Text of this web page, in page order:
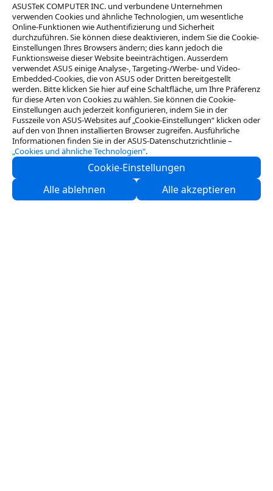
ASUSTeK COMPUTER INC. und verbundene Unternehmen
verwenden Cookies und ähnliche Technologien, um wesentliche
Online-Funktionen wie Authentifizierung und Sicherheit
durchzuführen. Sie können diese deaktivieren, indem Sie die Cookie-
Einstellungen Ihres Browsers ändern; dies kann jedoch die
Funktionsweise dieser Website beeinträchtigen. Ausserdem
verwendet ASUS einige Analyse-, Targeting-/Werbe- und Video-
Embedded-Cookies, die von ASUS oder Dritten bereitgestellt
werden. Bitte klicken Sie hier auf eine Schaltfläche, um Ihre Präferenz
für diese Arten von Cookies zu wählen. Sie können die Cookie-
Einstellungen auch jederzeit konfigurieren, indem Sie in der
Fusszeile von ASUS-Websites auf „Cookie-Einstellungen“ klicken oder
auf den von Ihnen installierten Browser zugreifen. Ausführliche
Informationen finden Sie in der ASUS-Datenschutzrichtlinie –
„Cookies und ähnliche Technologien“.
Cookie-Einstellungen
Alle ablehnen
Alle akzeptieren
Über ASUS